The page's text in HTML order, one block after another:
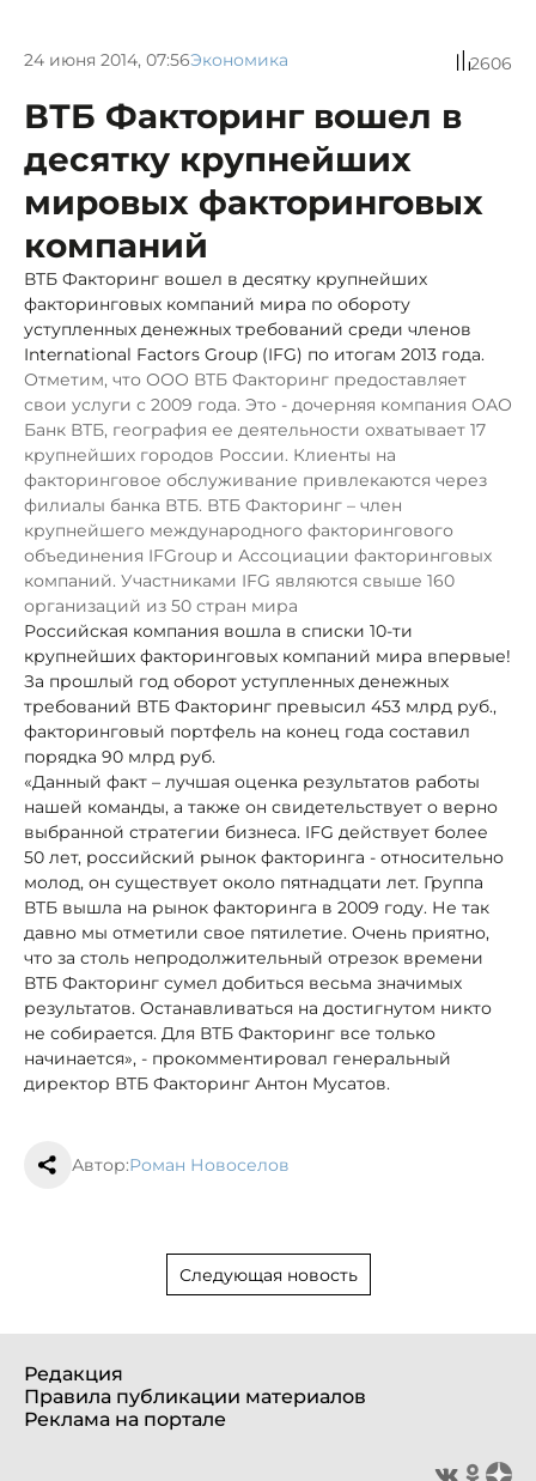
24 июня 2014, 07:56Экономика 2606
ВТБ Факторинг вошел в
десятку крупнейших
мировых факторинговых
компаний
ВТБ Факторинг вошел в десятку крупнейших
факторинговых компаний мира по обороту
уступленных денежных требований среди членов
International Factors Group (IFG) по итогам 2013 года.
Отметим, что ООО ВТБ Факторинг предоставляет
свои услуги с 2009 года. Это - дочерняя компания ОАО
Банк ВТБ, география ее деятельности охватывает 17
крупнейших городов России. Клиенты на
факторинговое обслуживание привлекаются через
филиалы банка ВТБ. ВТБ Факторинг – член
крупнейшего международного факторингового
объединения IFGroup и Ассоциации факторинговых
компаний. Участниками IFG являются свыше 160
организаций из 50 стран мира
Российская компания вошла в списки 10-ти
крупнейших факторинговых компаний мира впервые!
За прошлый год оборот уступленных денежных
требований ВТБ Факторинг превысил 453 млрд руб.,
факторинговый портфель на конец года составил
порядка 90 млрд руб.
«Данный факт – лучшая оценка результатов работы
нашей команды, а также он свидетельствует о верно
выбранной стратегии бизнеса. IFG действует более
50 лет, российский рынок факторинга - относительно
молод, он существует около пятнадцати лет. Группа
ВТБ вышла на рынок факторинга в 2009 году. Не так
давно мы отметили свое пятилетие. Очень приятно,
что за столь непродолжительный отрезок времени
ВТБ Факторинг сумел добиться весьма значимых
результатов. Останавливаться на достигнутом никто
не собирается. Для ВТБ Факторинг все только
начинается», - прокомментировал генеральный
директор ВТБ Факторинг Антон Мусатов.
Автор:Роман Новоселов
Следующая новость
Редакция
Правила публикации материалов
Реклама на портале